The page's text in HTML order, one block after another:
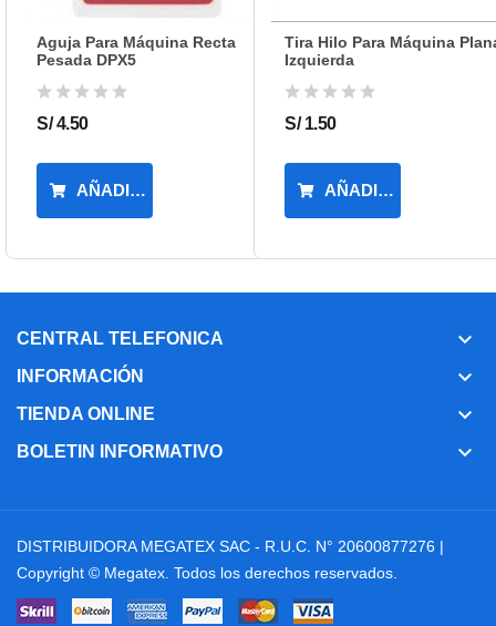
Aguja Para Máquina Recta
Pesada DPX5
S/ 4.50
AÑADIR AL CARRITO
Tira Hilo Para Máquina
Izquierda
S/ 1.50
AÑADIR AL CARRITO
CENTRAL TELEFONICA keyboard_arrow_down
INFORMACIÓN keyboard_arrow_down
TIENDA ONLINE keyboard_arrow_down
BOLETIN INFORMATIVO keyboard_arrow_down
DISTRIBUIDORA MEGATEX SAC - R.U.C. N° 20600877276 |
Copyright © Megatex . Todos los derechos reservados.